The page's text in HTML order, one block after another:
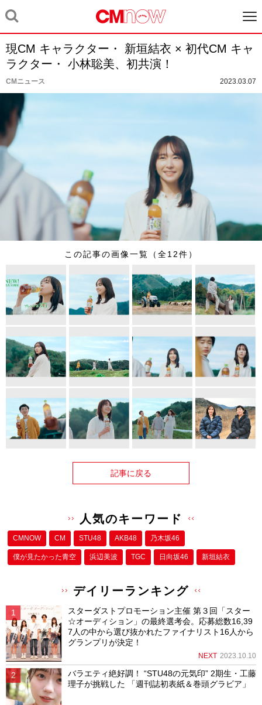
現CM キャラクター・ 新垣結衣 × 初代CM キャ
ラクター・ 小林聡美、初共演！
CMニュース 2023.03.07
この記事の画像一覧（全12件）
記事に戻る
人気のキーワード
CMNOW CM STU48 AKB48 乃木坂46
僕が⾒たかった⻘空 浜辺美波 TGC 日向坂46 新垣結衣
デイリーランキング
スターダストプロモーション主催 第３回「スター
☆オーディション」の最終選考会。応募総数16,39
7人の中から選び抜かれたファイナリスト16人から
グランプリが決定！
NEXT 2023.10.10
バラエティ絶好調！ “STU48の元気印” 2期生・工藤
理子が挑戦した 「週刊誌初表紙＆巻頭グラビア」